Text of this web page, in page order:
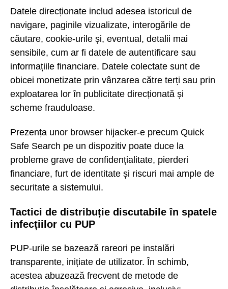
Datele direcționate includ adesea istoricul de
navigare, paginile vizualizate, interogările de
căutare, cookie-urile și, eventual, detalii mai
sensibile, cum ar fi datele de autentificare sau
informațiile financiare. Datele colectate sunt de
obicei monetizate prin vânzarea către terți sau prin
exploatarea lor în publicitate direcționată și
scheme frauduloase.
Prezența unor browser hijacker-e precum Quick
Safe Search pe un dispozitiv poate duce la
probleme grave de confidențialitate, pierderi
financiare, furt de identitate și riscuri mai ample de
securitate a sistemului.
Tactici de distribuție discutabile în spatele
infecțiilor cu PUP
PUP-urile se bazează rareori pe instalări
transparente, inițiate de utilizator. În schimb,
acestea abuzează frecvent de metode de